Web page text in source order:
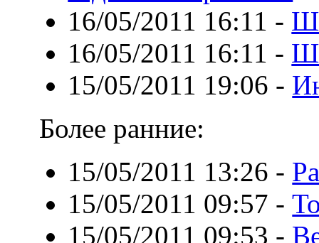
16/05/2011 16:11 -
16/05/2011 16:11 -
15/05/2011 19:06 -
Более ранние:
15/05/2011 13:26 -
15/05/2011 09:57 -
15/05/2011 09:53 -